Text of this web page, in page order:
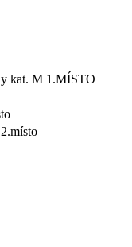
kat. M 1.MÍSTO